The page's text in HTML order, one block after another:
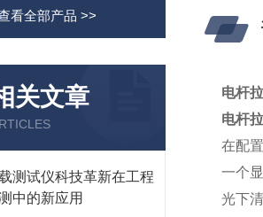
看全部产品 >>
关文章
测试仪科技革新在工程
中的新应用
电杆
电杆
在配
一个
光下